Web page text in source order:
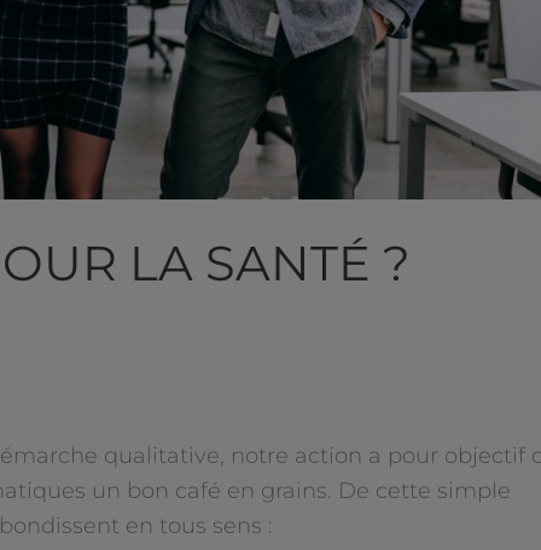
LA SANTÉ ?
qualitative, notre action a pour objectif
un bon café en grains. De cette simple
en tous sens :